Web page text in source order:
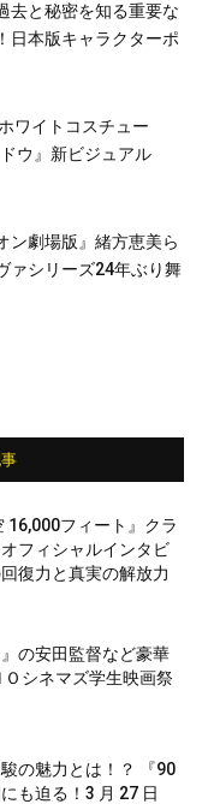
去と秘密を知る重要な
日本版キャラクターポ
ワイトコスチュー
ウ』新ビジュアル
ン劇場版』緒方恵美ら
ァシリーズ24年ぶり舞
16,000フィート』クラ
フィシャルインタビ
復力と真実の解放力
の安田監督など豪華
シネマズ学生映画祭
の魅力とは！？ 『90
も迫る！3 月 27 日